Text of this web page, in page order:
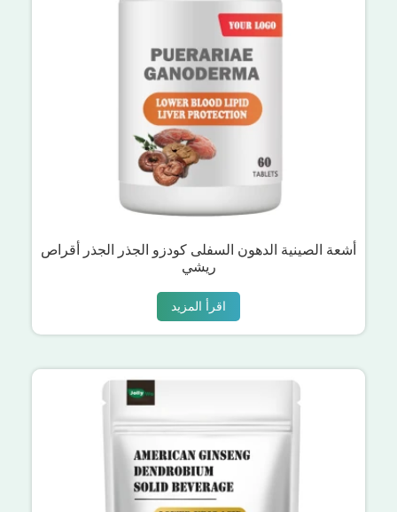
أشعة الصينية الدهون السفلى كودزو الجذر الجذر أقراص
ريشي
اقرأ المزيد